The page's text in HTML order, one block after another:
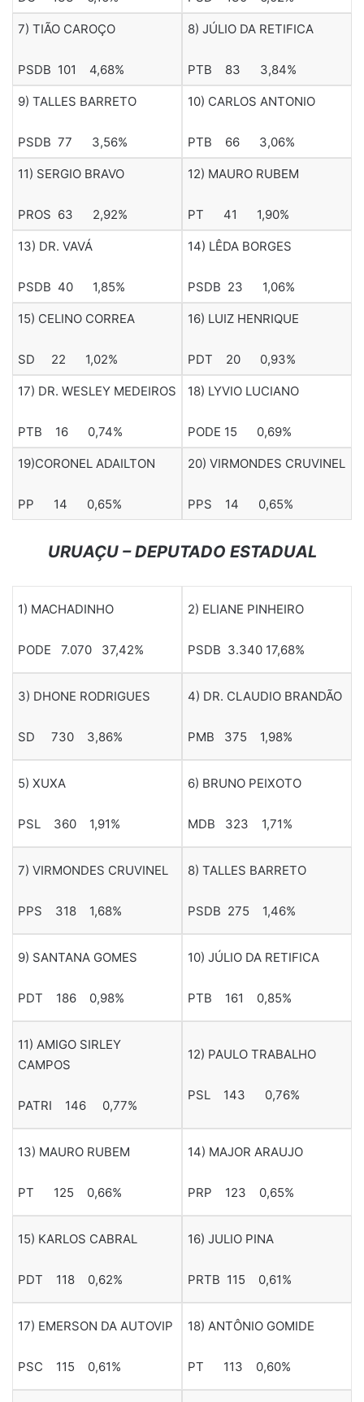
7) TIÃO CAROÇO
PSDB 101 4,68%
8) JÚLIO DA RETIFICA
PTB 83 3,84%
9) TALLES BARRETO
PSDB 77 3,56%
10) CARLOS ANTONIO
PTB 66 3,06%
11) SERGIO BRAVO
PROS 63 2,92%
12) MAURO RUBEM
PT 41 1,90%
13) DR. VAVÁ
PSDB 40 1,85%
14) LÊDA BORGES
PSDB 23 1,06%
15) CELINO CORREA
SD 22 1,02%
16) LUIZ HENRIQUE
PDT 20 0,93%
17) DR. WESLEY MEDEIROS
PTB 16 0,74%
18) LYVIO LUCIANO
PODE 15 0,69%
19)CORONEL ADAILTON
PP 14 0,65%
20) VIRMONDES CRUVINEL
PPS 14 0,65%
URUAÇU – DEPUTADO ESTADUAL
1) MACHADINHO
PODE 7.070 37,42%
2) ELIANE PINHEIRO
PSDB 3.340 17,68%
3) DHONE RODRIGUES
SD 730 3,86%
4) DR. CLAUDIO BRANDÃO
PMB 375 1,98%
5) XUXA
PSL 360 1,91%
6) BRUNO PEIXOTO
MDB 323 1,71%
7) VIRMONDES CRUVINEL
PPS 318 1,68%
8) TALLES BARRETO
PSDB 275 1,46%
9) SANTANA GOMES
PDT 186 0,98%
10) JÚLIO DA RETIFICA
PTB 161 0,85%
11) AMIGO SIRLEY
CAMPOS
PATRI 146 0,77%
12) PAULO TRABALHO
PSL 143 0,76%
13) MAURO RUBEM
PT 125 0,66%
14) MAJOR ARAUJO
PRP 123 0,65%
15) KARLOS CABRAL
PDT 118 0,62%
16) JULIO PINA
PRTB 115 0,61%
17) EMERSON DA AUTOVIP
PSC 115 0,61%
18) ANTÔNIO GOMIDE
PT 113 0,60%